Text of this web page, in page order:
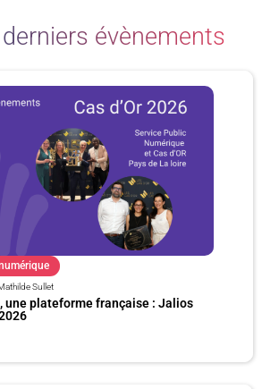
évènements
Sullet
une plateforme française : Jalios
a
e
e
e